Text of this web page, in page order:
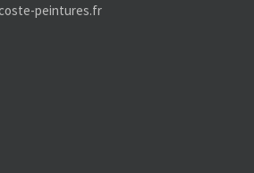
peintures.fr